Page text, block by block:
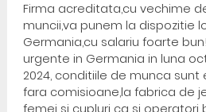
Firma acreditata,cu vechime
muncii,va punem la dispozitie
Germania,cu salariu foarte
urgente in Germania in luna
2024, conditiile de munca
fara comisioane,la fabrica de
femei si cupluri ca si operatori